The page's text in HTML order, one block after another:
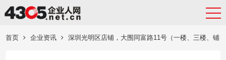
首页 企业资讯
深圳光明区店铺，大围同富路11号（一楼、三楼、铺